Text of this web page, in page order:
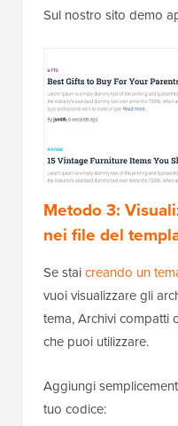
Sul nostro sito demo
Metodo 3:
nei file del
Se staicreando un
vuoi visualizzare gli
tema, Archivi compatti
che puoi utilizzare.
Aggiungi
tuo codice: